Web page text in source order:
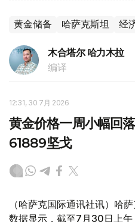
黄金储备 哈萨克斯坦 经
木合塔尔 哈力木拉
编译
12:31, 30 7月 2026
黄金价格一周小幅回
61889坚戈
（哈萨克国际通讯社讯）
数据显示，截至7月30日上